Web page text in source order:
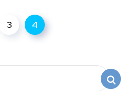
3 4